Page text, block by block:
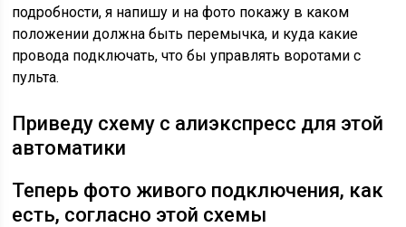
подробности, я напишу и на фото покажу в каком
положении должна быть перемычка, и куда какие
провода подключать, что бы управлять воротами с
пульта.
Приведу схему с алиэкспресс для этой
автоматики
Теперь фото живого подключения, как
есть, согласно этой схемы